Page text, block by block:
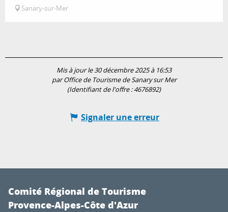
Sanary-sur-Mer
Mis à jour le 30 décembre 2025 à 16:53
par Office de Tourisme de Sanary sur Mer
(Identifiant de l'offre :4676892)
Signaler une erreur
Comité Régional de Tourisme
Provence-Alpes-Côte d'Azur